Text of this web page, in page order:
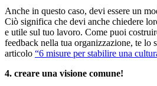
Anche in questo caso, devi essere un
Ciò significa che devi anche chiedere
e utile sul tuo lavoro. Come puoi
feedback nella tua organizzazione, te lo
articolo “6 misure per stabilire una
4. creare una visione comune!